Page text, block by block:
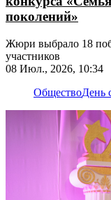
поколений»
Жюри выбрало 18
участников
08 Июл., 2026, 10:34
ОбществоДень